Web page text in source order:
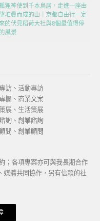
狸神使到千本鳥居，走進一座由
堆疊而成的山｜京都自由行一定
的伏見稻荷大社與8個最值得停
風景
訪、活動專訪
欄、商業文案
展、生活策展
詢、創業諮詢
問、創業顧問
；各項專案亦可與我長期合作
媒體共同協作，另有信賴的社